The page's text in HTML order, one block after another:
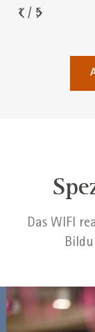
1 / 5
Das WIFI